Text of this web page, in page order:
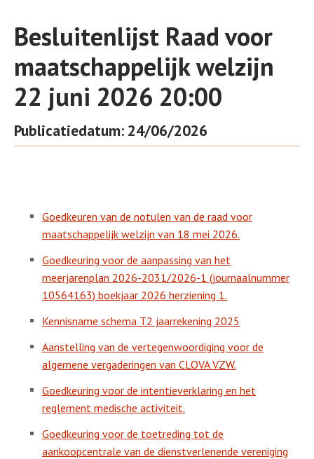
Besluitenlijst Raad voor
maatschappelijk welzijn
22 juni 2026 20:00
Publicatiedatum: 24/06/2026
Goedkeuren van de notulen van de raad voor
maatschappelijk welzijn van 18 mei 2026.
Goedkeuring voor de aanpassing van het
meerjarenplan 2026-2031/2026-1 (journaalnummer
10564163) boekjaar 2026 herziening 1.
Kennisname schema T2 jaarrekening 2025
Aanstelling van de vertegenwoordiging voor de
algemene vergaderingen van CLOVA VZW.
Goedkeuring voor de intentieverklaring en het
reglement medische activiteit.
Goedkeuring voor de toetreding tot de
aankoopcentrale van de dienstverlenende vereniging